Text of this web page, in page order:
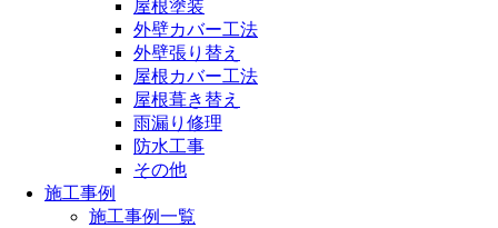
屋根塗装
外壁カバー工法
外壁張り替え
屋根カバー工法
屋根葺き替え
雨漏り修理
防水工事
その他
施工事例
施工事例一覧